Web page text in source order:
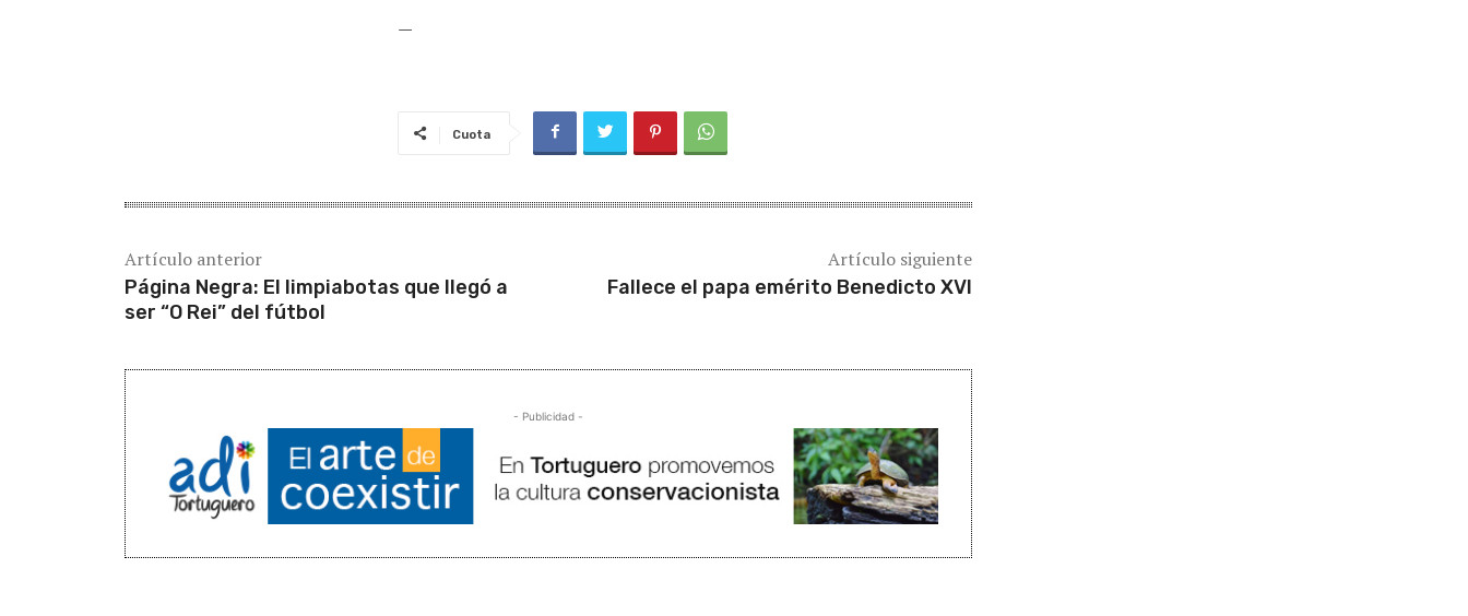
—
Cuota
Artículo anterior
Página Negra: El limpiabotas que llegó a
ser “O Rei” del fútbol
Artículo siguiente
Fallece el papa emérito Benedicto XVI
- Publicidad -